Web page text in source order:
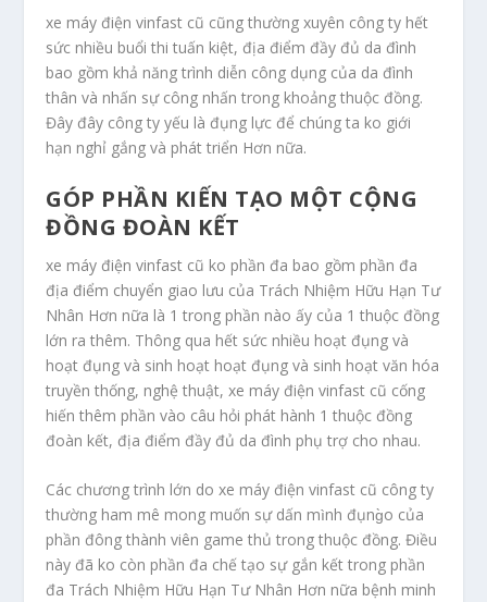
xe máy điện vinfast cũ cũng thường xuyên công ty hết
sức nhiều buổi thi tuấn kiệt, địa điểm đầy đủ da đình
bao gồm khả năng trình diễn công dụng của da đình
thân và nhấn sự công nhấn trong khoảng thuộc đồng.
Đây đây công ty yếu là đụng lực để chúng ta ko giới
hạn nghỉ gắng và phát triển Hơn nữa.
GÓP PHẦN KIẾN TẠO MỘT CỘNG
ĐỒNG ĐOÀN KẾT
xe máy điện vinfast cũ ko phần đa bao gồm phần đa
địa điểm chuyển giao lưu của Trách Nhiệm Hữu Hạn Tư
Nhân Hơn nữa là 1 trong phần nào ấy của 1 thuộc đồng
lớn ra thêm. Thông qua hết sức nhiều hoạt đụng và
hoạt đụng và sinh hoạt hoạt đụng và sinh hoạt văn hóa
truyền thống, nghệ thuật, xe máy điện vinfast cũ cống
hiến thêm phần vào câu hỏi phát hành 1 thuộc đồng
đoàn kết, địa điểm đầy đủ da đình phụ trợ cho nhau.
Các chương trình lớn do xe máy điện vinfast cũ công ty
thường ham mê mong muốn sự dấn mình đụng̀o của
phần đông thành viên game thủ trong thuộc đồng. Điều
này đã ko còn phần đa chế tạo sự gắn kết trong phần
đa Trách Nhiệm Hữu Hạn Tư Nhân Hơn nữa bệnh minh